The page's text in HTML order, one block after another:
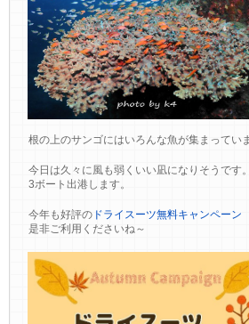
根の上のサンゴにはいろんな魚が集まってい
今日は久々に風も弱くいい凪になりそうです。
3ボート出港します。
今年も好評の ドライスーツ無料キャンペーン
是非ご利用くださいね～